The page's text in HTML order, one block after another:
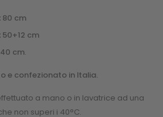
80 cm
50+12 cm
cm.
e confezionato in Italia.
a mano o in lavatrice ad una
non superi i 40°C.